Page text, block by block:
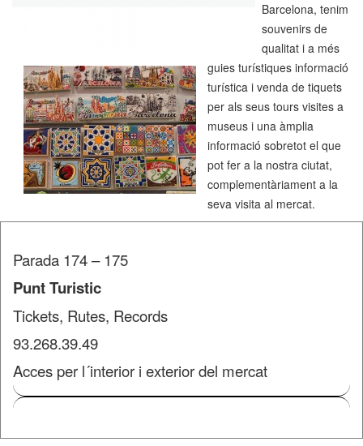
Barcelona, tenim
souvenirs de
qualitat i a més
guies turístiques informació
turística i venda de tiquets
per als seus tours visites a
museus i una àmplia
informació sobretot el que
pot fer a la nostra ciutat,
complementàriament a la
seva visita al mercat.
Parada 174 – 175
Punt Turistic
Tickets, Rutes, Records
93.268.39.49
Acces per l´interior i exterior del mercat